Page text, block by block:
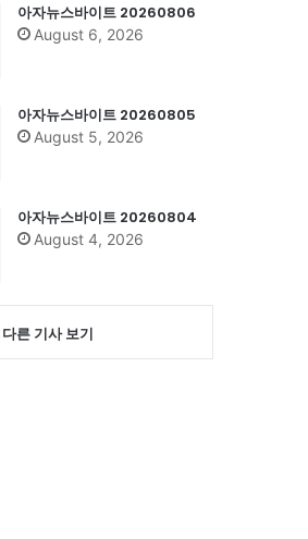
아자뉴스바이트 20260806
August 6, 2026
아자뉴스바이트 20260805
August 5, 2026
아자뉴스바이트 20260804
August 4, 2026
다른 기사 보기